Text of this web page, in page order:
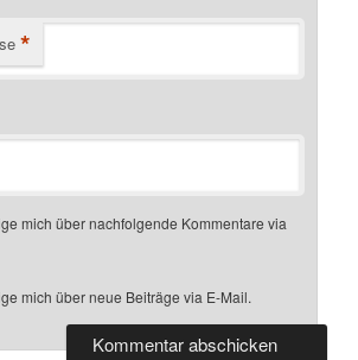
*
mich über nachfolgende Kommentare via
mich über neue Beiträge via E-Mail.